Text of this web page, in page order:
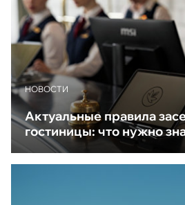
НОВОСТИ
Актуальные правила
гостиницы: что нужно